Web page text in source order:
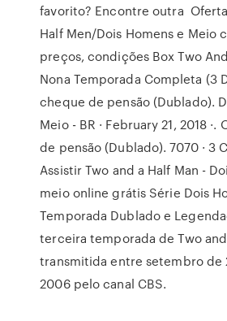
favorito? Encontre outra
Half Men/Dois Homens e Meio
preços, condições Box Two
Nona Temporada Completa (3
cheque de pensão (Dublado).
Meio - BR · February 21, 2018
de pensão (Dublado). 7070 · 3
Assistir Two and a Half Man -
meio online grátis Série Dois
Temporada Dublado e
terceira temporada de Two
transmitida entre setembro de
2006 pelo canal CBS.